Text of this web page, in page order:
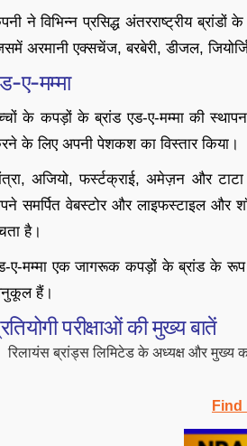
ने विभिन्न प्रसिद्ध अंतरराष्ट्रीय
अरमानी एक्सचेंज, बरबेरी, डीजल,
ए-मम्मा
के कपड़ों के ब्रांड एड-ए-मम्मा की
के लिए अपनी पेशकश का विस्तार किया।
अजियो, फर्स्टक्राई, अमेज़न और
समर्पित वेबस्टोर और लाइफस्टाइल और
है।
ए-मम्मा एक जागरूक कपड़ों के ब्रांड के रूप
हैं।
परीक्षाओं की मुख्य बातें
रिलायंस ब्रांड्स लिमिटेड के अध्यक्ष और मुख्य
Find